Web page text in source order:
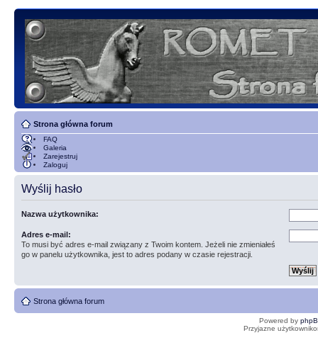
Strona główna forum
FAQ
Galeria
Zarejestruj
Zaloguj
Wyślij hasło
Nazwa użytkownika:
Adres e-mail:
To musi być adres e-mail związany z Twoim kontem. Jeżeli nie zmieniałeś
go w panelu użytkownika, jest to adres podany w czasie rejestracji.
Strona główna forum
Powered by
Przyjazne